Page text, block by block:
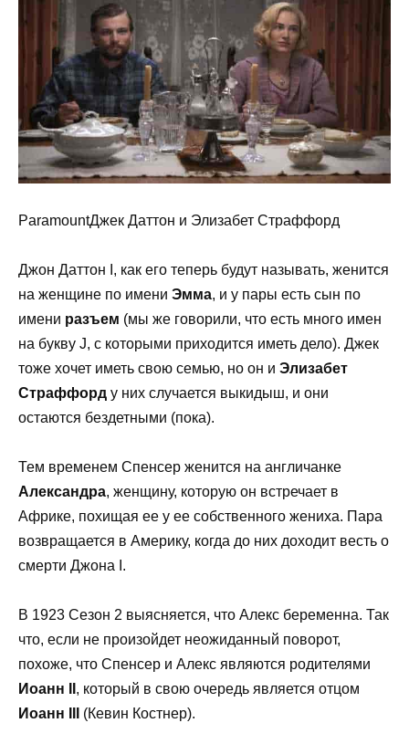
ParamountДжек Даттон и Элизабет Страффорд
Джон Даттон I, как его теперь будут называть, женится
на женщине по имени Эмма, и у пары есть сын по
имени разъем (мы же говорили, что есть много имен
на букву J, с которыми приходится иметь дело). Джек
тоже хочет иметь свою семью, но он и Элизабет
Страффорд у них случается выкидыш, и они
остаются бездетными (пока).
Тем временем Спенсер женится на англичанке
Александра, женщину, которую он встречает в
Африке, похищая ее у ее собственного жениха. Пара
возвращается в Америку, когда до них доходит весть о
смерти Джона I.
В 1923 Сезон 2 выясняется, что Алекс беременна. Так
что, если не произойдет неожиданный поворот,
похоже, что Спенсер и Алекс являются родителями
Иоанн II , который в свою очередь является отцом
Иоанн III (Кевин Костнер).